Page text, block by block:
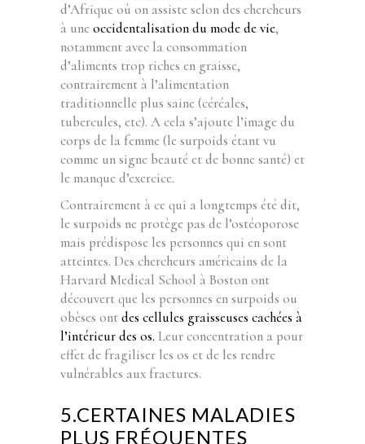
d’Afrique où on assiste selon des chercheurs
à une occidentalisation du mode de vie,
notamment avec la consommation
d’aliments trop riches en graisse,
contrairement à l’alimentation
traditionnelle plus saine (céréales,
tubercules, etc). A cela s’ajoute l’image du
corps de la femme (le surpoids étant vu
comme un signe beauté et de bonne santé) et
le manque d’exercice.
Contrairement à ce qui a longtemps été dit,
le surpoids ne protège pas de l’ostéoporose
mais prédispose les personnes qui en sont
atteintes. Des chercheurs américains de la
Harvard Medical School à Boston ont
découvert que les personnes en surpoids ou
obèses ontdes cellules graisseuses cachées à
l’intérieur des os. Leur concentration a pour
effet de fragiliser les os et de les rendre
vulnérables aux fractures.
5.CERTAINES MALADIES
PLUS FRÉQUENTES